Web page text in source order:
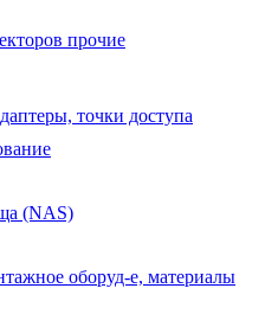
прочие
точки доступа
(NAS)
оборуд-е, материалы